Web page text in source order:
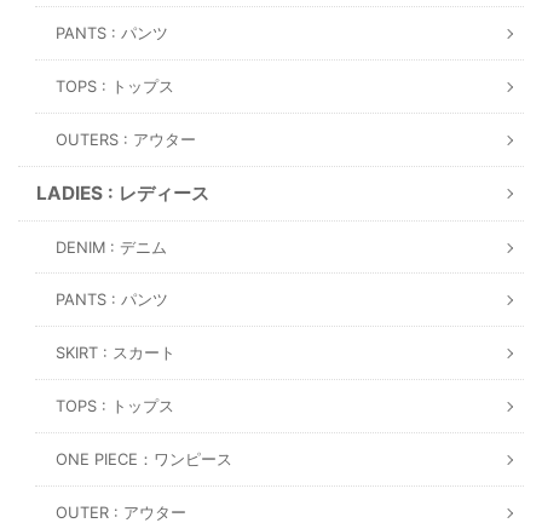
PANTS : パンツ
TOPS : トップス
OUTERS : アウター
LADIES : レディース
DENIM : デニム
PANTS : パンツ
SKIRT : スカート
TOPS : トップス
ONE PIECE：ワンピース
OUTER : アウター